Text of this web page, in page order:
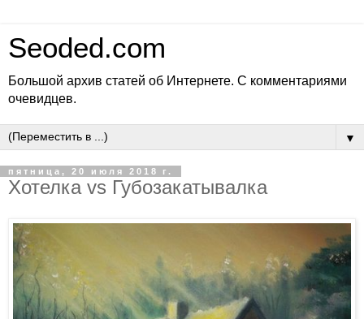
Seoded.com
Большой архив статей об Интернете. С комментариями
очевидцев.
▼
пятница, 20 июля 2018 г.
Хотелка vs Губозакатывалка